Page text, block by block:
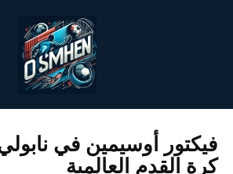
فيكتور أوسيمين في
كرة القدم العالمية